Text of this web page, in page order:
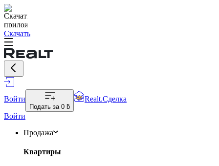
Скачать
Войти
Подать за 0 ƃ
Realt.Сделка
Войти
Продажа
Квартиры